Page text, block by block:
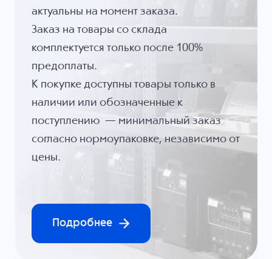
актуальны на момент заказа.
Заказ на товары со склада
комплектуется только после 100%
предоплаты.
К покупке доступны товары только в
наличии или обозначенные к
поступлению — минимальный заказ
согласно нормоупаковке, независимо от
цены.
Подробнее